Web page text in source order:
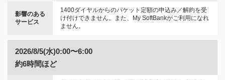
影響のある
サービス
1400ダイヤルからのパケット定額の申込み／解約を受
け付けできません。また、My SoftBankがご利用になれ
ません。
2026/8/5(水)0:00〜6:00
約6時間ほど